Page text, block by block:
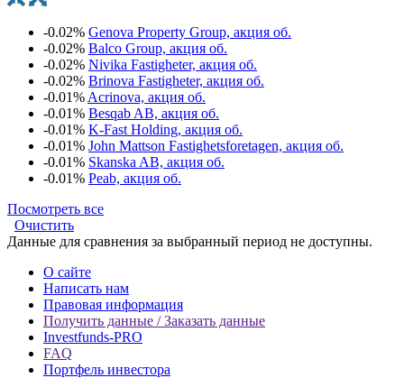
-0.02% Genova Property Group, акция об.
-0.02% Balco Group, акция об.
-0.02% Nivika Fastigheter, акция об.
-0.02% Brinova Fastigheter, акция об.
-0.01% Acrinova, акция об.
-0.01% Besqab AB, акция об.
-0.01% K-Fast Holding, акция об.
-0.01% John Mattson Fastighetsforetagen, акция об.
-0.01% Skanska AB, акция об.
-0.01% Peab, акция об.
Посмотреть все
Очистить
Данные для сравнения за выбранный период не доступны.
О сайте
Написать нам
Правовая информация
Получить данные / Заказать данные
Investfunds-PRO
FAQ
Портфель инвестора